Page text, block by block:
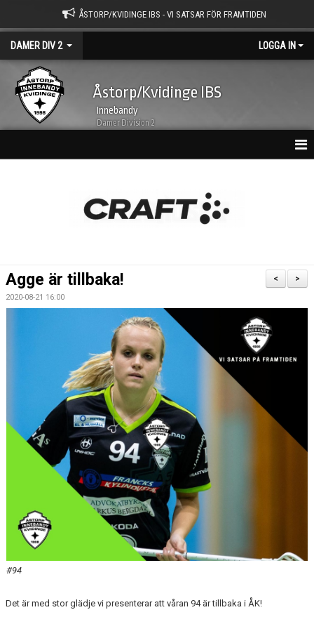
ÅSTORP/KVIDINGE IBS - VI SATSAR FÖR FRAMTIDEN
DAMER DIV 2 LOGGA IN
Åstorp/Kvidinge IBS
Innebandy
Damer Division 2
BILDGALLERI
SERIETABELL
>
<
Agge är tillbaka!
2020-08-21 16:00
#94
Det är med stor glädje vi presenterar att våran 94 är tillbaka i ÅK!